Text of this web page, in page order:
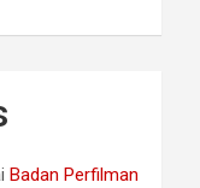
Badan Perfilman